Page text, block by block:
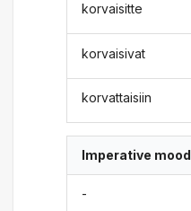
korvaisitte
korvaisivat
korvattaisiin
Imperative mood
-